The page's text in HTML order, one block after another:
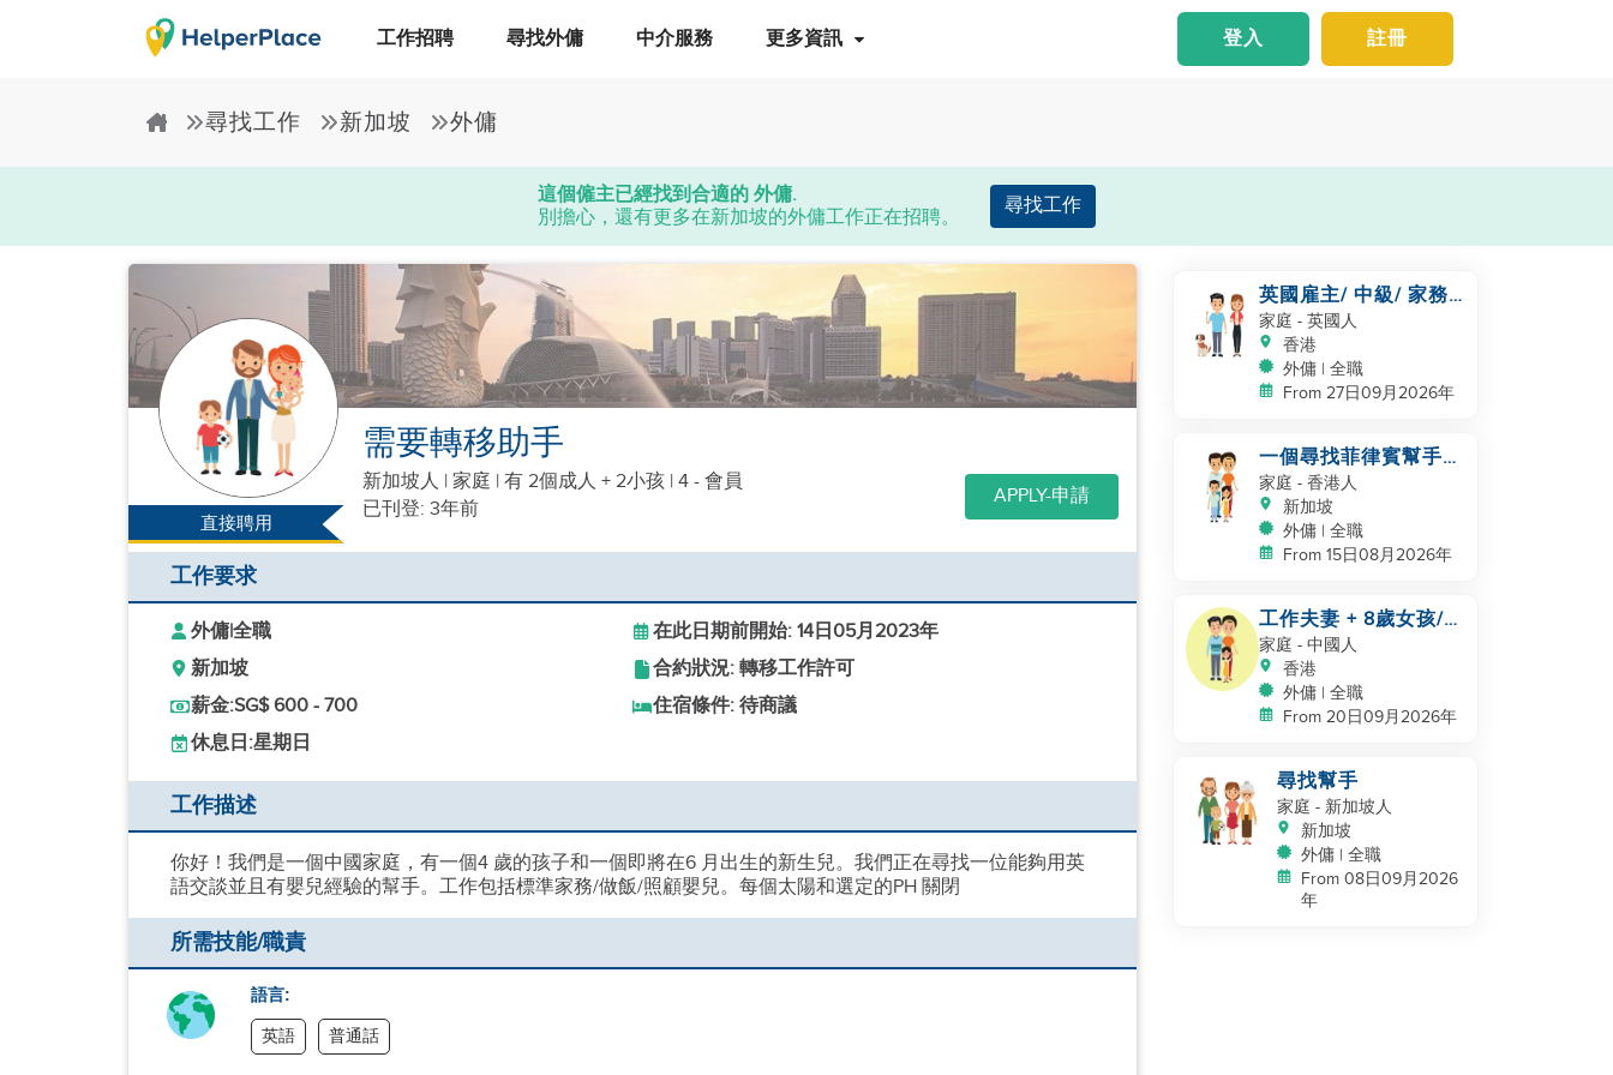
工作招聘 尋找外傭 中介服務 更多資訊 註冊
登入
尋找工作 新加坡 外傭
這個僱主已經找到合適的 外傭.
別擔心，還有更多在新加坡的外傭工作正在招聘。
尋找工作
直接聘用
需要轉移助手
新加坡人 | 家庭 | 有 2個成人 + 2小孩 | 4 - 會員
已刊登: 3年前
APPLY-申請
工作要求
外傭|全職
在此日期前開始: 14日05月2023年
新加坡
合約狀況: 轉移工作許可
薪金:SG$ 600 - 700
住宿條件: 待商議
休息日:星期日
工作描述
你好！我們是一個中國家庭，有一個4 歲的孩子和一個即將在6 月出生的新生兒。我們正在尋找一位能夠用英
語交談並且有嬰兒經驗的幫手。工作包括標準家務/做飯/照顧嬰兒。每個太陽和選定的PH 關閉
所需技能/職責
語言:
英語 普通話
英國雇主/ 中級/ 家務
及照顧一隻狗
家庭 - 英國人
香港
外傭 | 全職
From 27日09月2026年
一個尋找菲律賓幫手的
四口之家
家庭 - 香港人
新加坡
外傭 | 全職
From 15日08月2026年
工作夫妻 + 8歲女孩/
自有房間和洗手間/
5500-6000
家庭 - 中國人
香港
外傭 | 全職
From 20日09月2026年
尋找幫手
家庭 - 新加坡人
新加坡
外傭 | 全職
From 08日09月2026
年